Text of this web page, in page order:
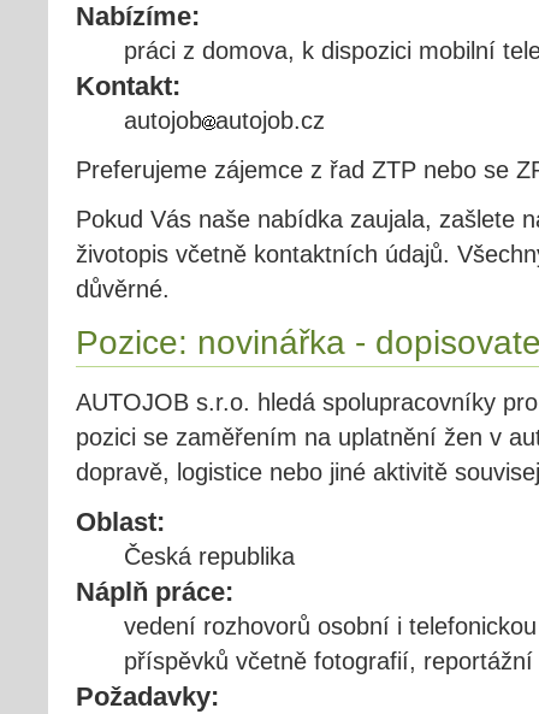
Nabízíme:
práci z domova, k dispozici mobilní
Kontakt:
autojob autojob.cz
Preferujeme zájemce z řad ZTP nebo se
Pokud Vás naše nabídka zaujala, zašlete
životopis včetně kontaktních údajů.
důvěrné.
Pozice: novinářka -
AUTOJOB s.r.o. hledá spolupracovníky
pozici se zaměřením na uplatnění žen v
dopravě, logistice nebo jiné aktivitě
Oblast:
Česká republika
Náplň práce:
vedení rozhovorů osobní i
příspěvků včetně fotografií, reportážní
Požadavky: